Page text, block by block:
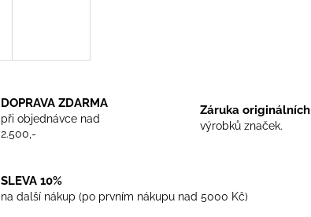
DOPRAVA ZDARMA
při objednávce nad
2.500,-
Záruka originálních
výrobků značek.
SLEVA 10%
na další nákup (po prvním nákupu nad 5000 Kč)